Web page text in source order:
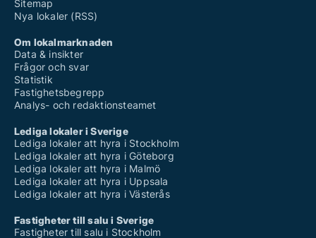
Sitemap
Nya lokaler (RSS)
Om lokalmarknaden
Data & insikter
Frågor och svar
Statistik
Fastighetsbegrepp
Analys- och redaktionsteamet
Lediga lokaler i Sverige
Lediga lokaler att hyra i Stockholm
Lediga lokaler att hyra i Göteborg
Lediga lokaler att hyra i Malmö
Lediga lokaler att hyra i Uppsala
Lediga lokaler att hyra i Västerås
Fastigheter till salu i Sverige
Fastigheter till salu i Stockholm